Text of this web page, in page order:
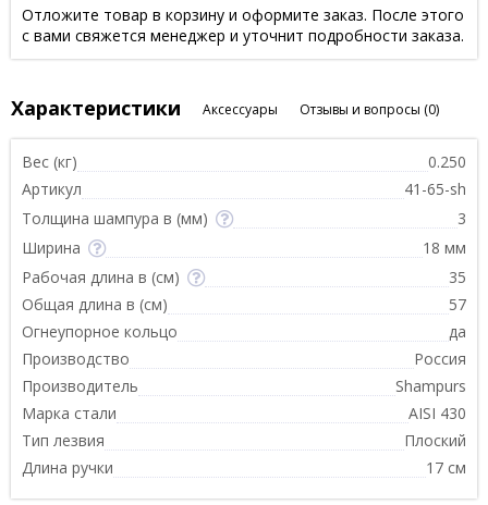
Отложите товар в корзину и оформите заказ. После этого
с вами свяжется менеджер и уточнит подробности заказа.
Характеристики Аксессуары Отзывы и вопросы (0)
Вес (кг)
0.250
Артикул
41-65-sh
Толщина шампура в (мм)
3
Ширина
18 мм
Рабочая длина в (см)
35
Общая длина в (см)
57
Огнеупорное кольцо
да
Производство
Россия
Производитель
Shampurs
Марка стали
AISI 430
Тип лезвия
Плоский
Длина ручки
17 см